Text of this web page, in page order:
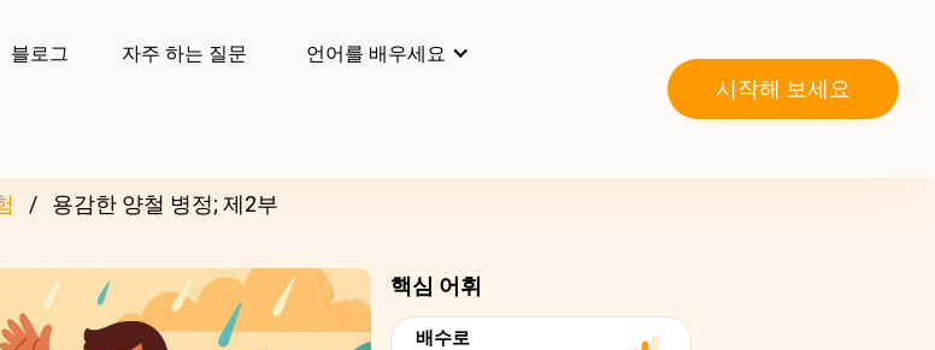
블로그 자주 하는 질문 언어를 배우세요
시작해 보세요
용감한 양철 병정; 제2부
핵심 어휘
배수로